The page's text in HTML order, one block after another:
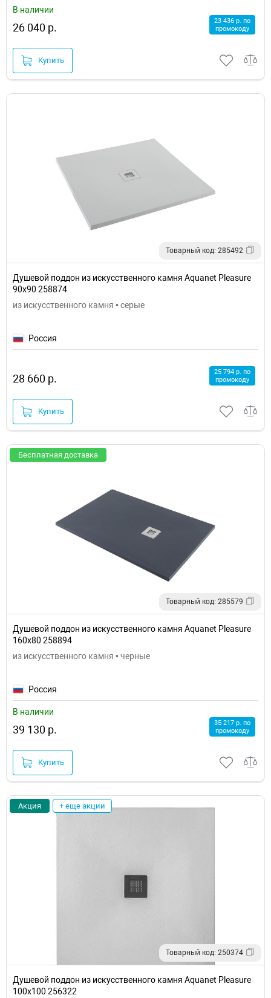
В наличии
26 040 р.
23 436 р. по
промокоду
Купить
Товарный код: 285492
Душевой поддон из искусственного камня Aquanet Pleasure
90x90 258874
из искусственного камня • серые
Россия
28 660 р.
25 794 р. по
промокоду
Купить
Бесплатная доставка
Товарный код: 285579
Душевой поддон из искусственного камня Aquanet Pleasure
160x80 258894
из искусственного камня • черные
Россия
В наличии
39 130 р.
35 217 р. по
промокоду
Купить
Акция + еще акции
Товарный код: 250374
Душевой поддон из искусственного камня Aquanet Pleasure
100x100 256322